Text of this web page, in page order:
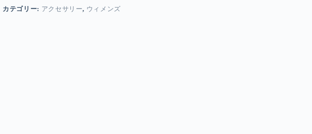
帳
カテゴリー: アクセサリー, ウィメンズ